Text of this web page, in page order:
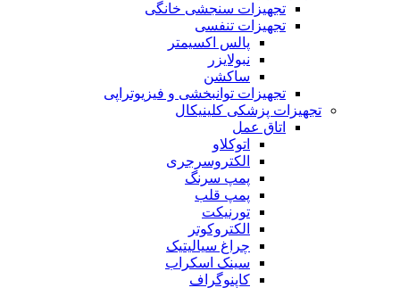
تجهیزات سنجشی خانگی
تجهیزات تنفسی
پالس اکسیمتر
نبولایزر
ساکشن
تجهیزات توانبخشی و فیزیوتراپی
تجهیزات پزشکی کلینیکال
اتاق عمل
اتوکلاو
الکتروسرجری
پمپ سرنگ
پمپ قلب
تورنیکت
الکتروکوتر
چراغ سیالیتیک
سینک اسکراب
کاپنوگراف